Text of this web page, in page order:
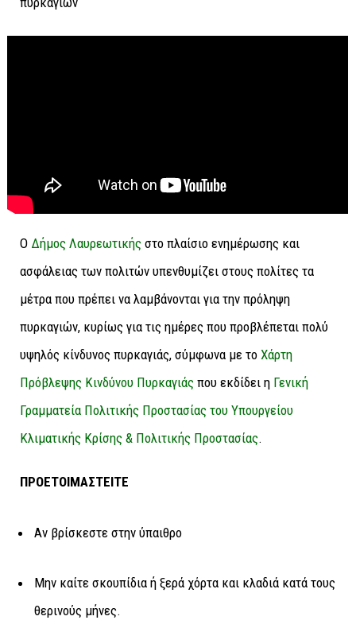
Ο Δήμος Λαυρεωτικής στο πλαίσιο ενημέρωσης και
ασφάλειας των πολιτών υπενθυμίζει στους πολίτες τα
μέτρα που πρέπει να λαμβάνονται για την πρόληψη
πυρκαγιών, κυρίως για τις ημέρες που προβλέπεται πολύ
υψηλός κίνδυνος πυρκαγιάς, σύμφωνα με το Χάρτη
Πρόβλεψης Κινδύνου Πυρκαγιάς που εκδίδει η Γενική
Γραμματεία Πολιτικής Προστασίας του Υπουργείου
Κλιματικής Κρίσης & Πολιτικής Προστασίας.
ΠΡΟΕΤΟΙΜΑΣΤΕΙΤΕ
Αν βρίσκεστε στην ύπαιθρο
Μην καίτε σκουπίδια ή ξερά χόρτα και κλαδιά κατά τους
θερινούς μήνες.